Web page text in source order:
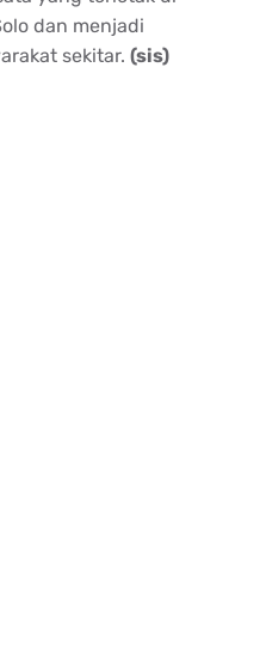
dan menjadi
sekitar. (sis)